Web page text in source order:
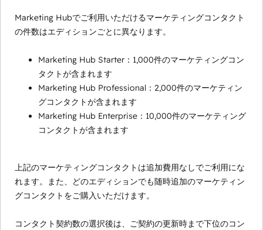
Marketing Hubでご利用いただけるマーケティングコンタクト
の件数はエディションごとに異なります。
Marketing Hub Starter：1,000件のマーケティングコン
タクトが含まれます
Marketing Hub Professional：2,000件のマーケティン
グコンタクトが含まれます
Marketing Hub Enterprise：10,000件のマーケティング
コンタクトが含まれます
上記のマーケティングコンタクトは追加費用なしでご利用にな
れます。また、どのエディションでも随時追加のマーケティン
グコンタクトをご購入いただけます。
コンタクト契約数の選択後は、ご契約の更新時まで下位のコン